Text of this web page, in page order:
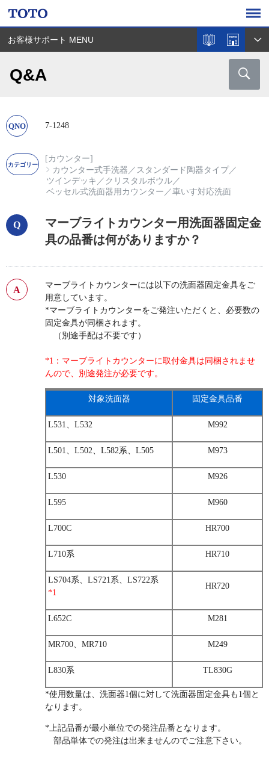
お客様サポート MENU
Q&A
7-1248
[カウンター]
カウンター式手洗器 ／ スタンダード陶器タイプ／
ツインデッキ ／ クリスタルボウル／
ベッセル式洗面器用カウンター ／車いす対応洗面
マーブライトカウンター用洗面器固定金
具の品番は何がありますか？
マーブライトカウンターには以下の洗面器固定金具をご
用意しています。
*マーブライトカウンターをご発注いただくと、必要数の
固定金具が同梱されます。
（別途手配は不要です）
*1：マーブライトカウンターに取付金具は同梱されませ
んので、別途発注が必要です。
対象洗面器 固定金具品番
L531、L532 M992
L501、L502、L582系、L505 M973
L530 M926
L595 M960
L700C HR700
L710系 HR710
LS704系、LS721系、LS722系
*1
HR720
L652C M281
MR700、MR710 M249
L830系 TL830G
*使用数量は、洗面器1個に対して洗面器固定金具も1個と
なります。
*上記品番が最小単位での発注品番となります。
部品単体での発注は出来ませんのでご注意下さい。